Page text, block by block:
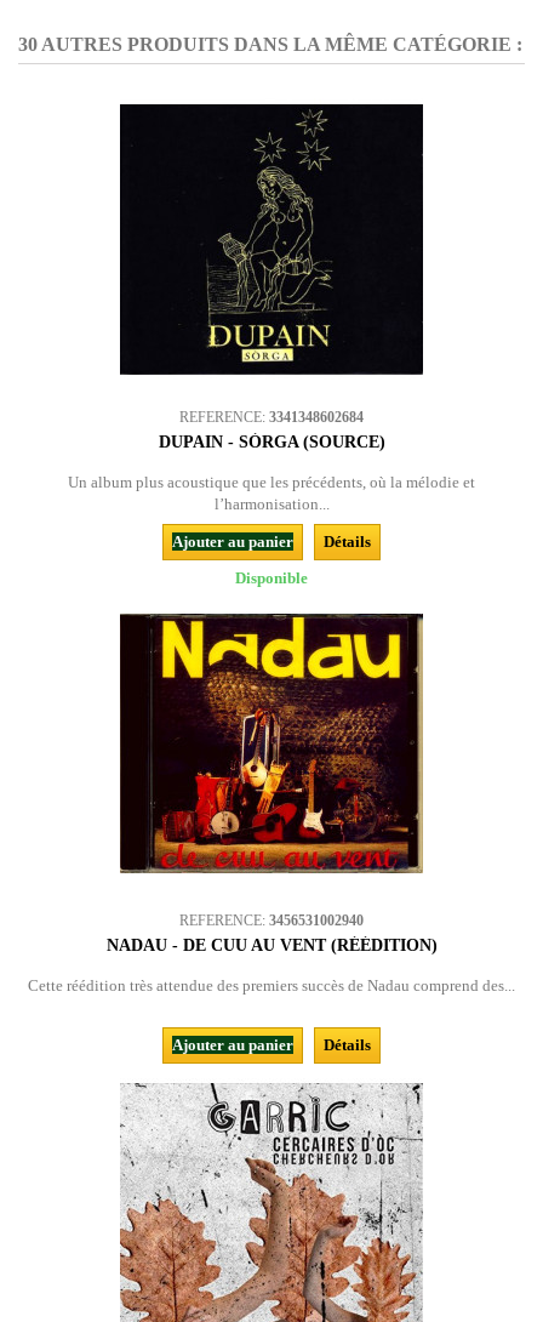
30 AUTRES PRODUITS DANS LA MÊME CATÉGORIE :
REFERENCE: 3341348602684
DUPAIN - SÒRGA (SOURCE)
Un album plus acoustique que les précédents, où la mélodie et
l’harmonisation...
Ajouter au panier
Détails
Disponible
REFERENCE: 3456531002940
NADAU - DE CUU AU VENT (RÉÉDITION)
Cette réédition très attendue des premiers succès de Nadau comprend des...
Ajouter au panier Détails